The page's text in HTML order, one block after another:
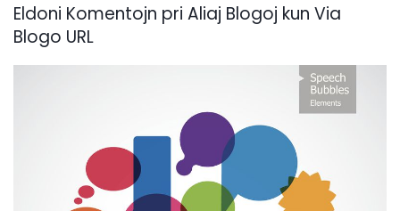
Eldoni Komentojn pri Aliaj Blogoj kun Via
Blogo URL